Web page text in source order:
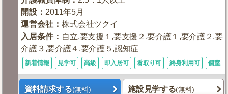
開設 ： 2011年5月
運営会社 ：株式会社ツクイ
入居条件： 自立,要支援１,要支援２,要介護１,要介護２,要
介護３,要介護４,要介護５,認知症
新着情報 見学可 高級 即入居可 看取り可 終身利用可 個室あ
資料請求する(無料) 施設見学する(無料)